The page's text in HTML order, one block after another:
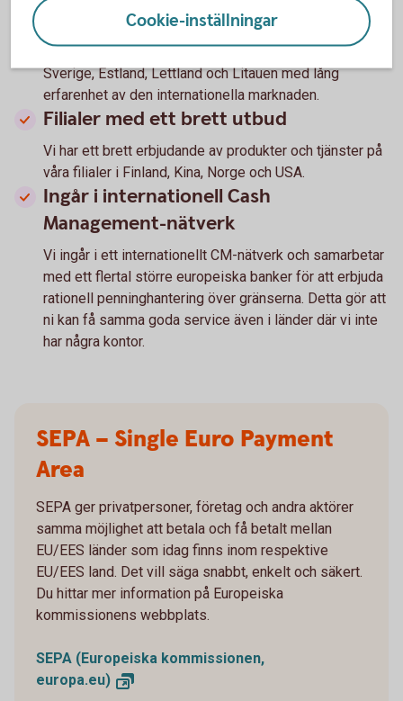
hemmamarknader
Vi är en fullsortimentsbank på våra hemmamarknader
Sverige, Estland, Lettland och Litauen med lång
erfarenhet av den internationella marknaden.
Filialer med ett brett utbud
Vi har ett brett erbjudande av produkter och tjänster på
våra filialer i Finland, Kina, Norge och USA.
Ingår i internationell Cash
Management-nätverk
Vi ingår i ett internationellt CM-nätverk och samarbetar
med ett flertal större europeiska banker för att erbjuda
rationell penninghantering över gränserna. Detta gör att
ni kan få samma goda service även i länder där vi inte
har några kontor.
SEPA – Single Euro Payment
Area
SEPA ger privatpersoner, företag och andra aktörer
samma möjlighet att betala och få betalt mellan
EU/EES länder som idag finns inom respektive
EU/EES land. Det vill säga snabbt, enkelt och säkert.
Du hittar mer information på Europeiska
kommissionens webbplats.
SEPA (Europeiska kommissionen,
europa.eu)
Cookie-inställningar